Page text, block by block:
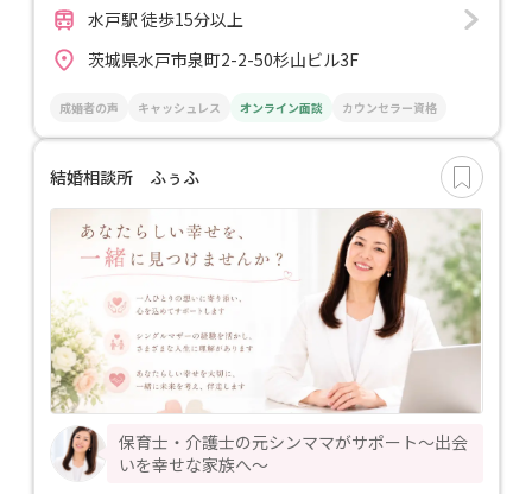
水戸駅 徒歩15分以上
茨城県水戸市泉町2-2-50杉山ビル3F
成婚者の声 キャッシュレス オンライン面談 カウンセラー資格
結婚相談所 ふぅふ
保育士・介護士の元シンママがサポート～出会
いを幸せな家族へ～